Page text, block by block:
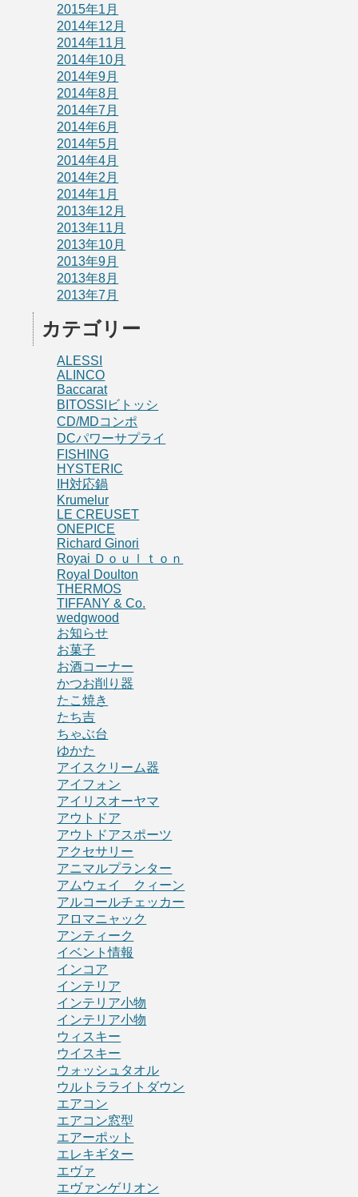
2015年1月
2014年12月
2014年11月
2014年10月
2014年9月
2014年8月
2014年7月
2014年6月
2014年5月
2014年4月
2014年2月
2014年1月
2013年12月
2013年11月
2013年10月
2013年9月
2013年8月
2013年7月
カテゴリー
ALESSI
ALINCO
Baccarat
BITOSSIビトッシ
CD/MDコンポ
DCパワーサプライ
FISHING
HYSTERIC
IH対応鍋
Krumelur
LE CREUSET
ONEPICE
Richard Ginori
Royai Ｄｏｕｌｔｏｎ
Royal Doulton
THERMOS
TIFFANY & Co.
wedgwood
お知らせ
お菓子
お酒コーナー
かつお削り器
たこ焼き
たち吉
ちゃぶ台
ゆかた
アイスクリーム器
アイフォン
アイリスオーヤマ
アウトドア
アウトドアスポーツ
アクセサリー
アニマルプランター
アムウェイ クィーン
アルコールチェッカー
アロマニャック
アンティーク
イベント情報
インコア
インテリア
インテリア小物
インテリア小物
ウィスキー
ウイスキー
ウォッシュタオル
ウルトラライトダウン
エアコン
エアコン窓型
エアーポット
エレキギター
エヴァ
エヴァンゲリオン